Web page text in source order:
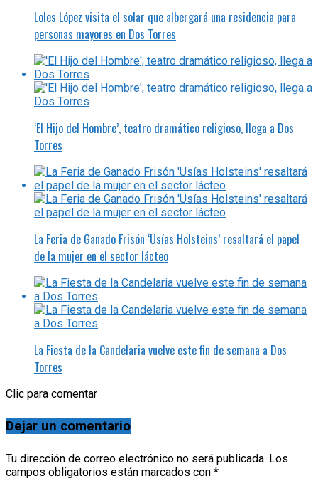
Loles López visita el solar que albergará una residencia para
personas mayores en Dos Torres
‘El Hijo del Hombre’, teatro dramático religioso, llega a Dos
Torres
La Feria de Ganado Frisón ‘Usías Holsteins’ resaltará el papel
de la mujer en el sector lácteo
La Fiesta de la Candelaria vuelve este fin de semana a Dos
Torres
Clic para comentar
Dejar un comentario
Tu dirección de correo electrónico no será publicada. Los
campos obligatorios están marcados con *